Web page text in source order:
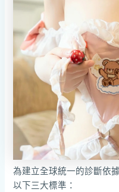
為建立全球統一的診斷依
以下三大標準：